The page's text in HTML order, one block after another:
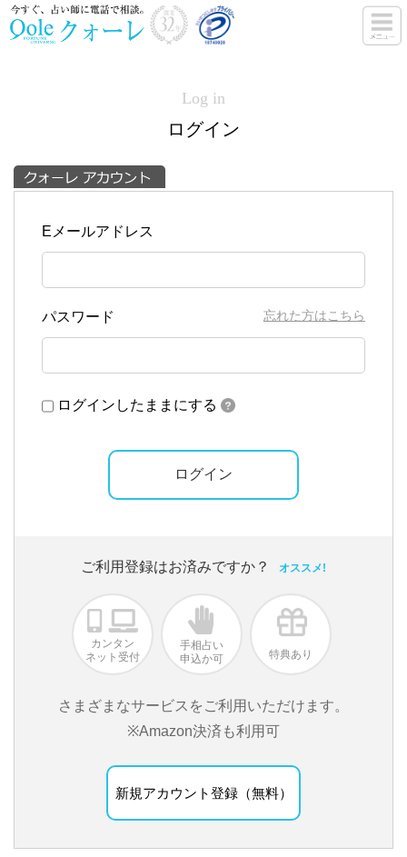
Log in
ログイン
Eメールアドレス
パスワード 忘れた方はこちら
ログインしたままにする
ご利用登録はお済みですか？ オススメ!
カンタン
ネット受付
手相占い
申込か可
特典あり
さまざまなサービスをご利用いただけます。
※Amazon決済も利用可
新規アカウント登録（無料）